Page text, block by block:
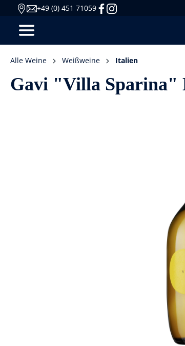
+49 (0) 451 71059
Alle Weine Weißweine Italien
Gavi "Villa Sparina"